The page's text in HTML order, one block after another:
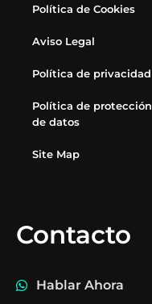
Política de Cookies
Aviso Legal
Política de privacidad
Política de protección
de datos
Site Map
Contacto
Hablar Ahora